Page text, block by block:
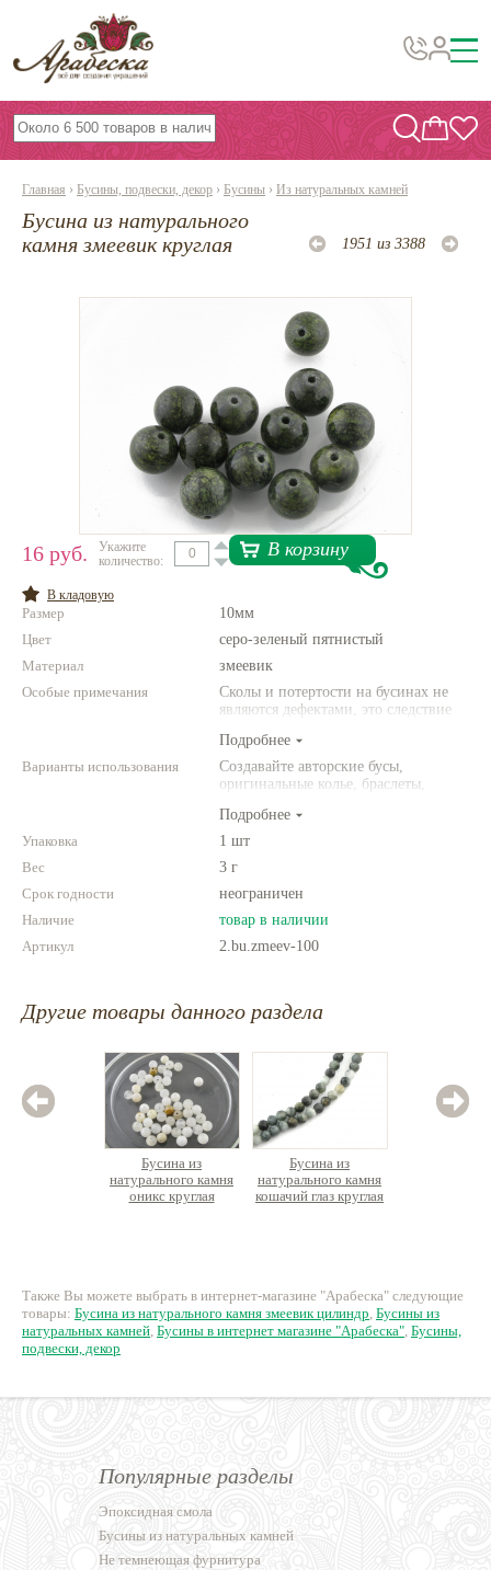
Бусины, подвески, декор
Бисер
Фурнитура
Инструменты и материалы
Шнуры, ленты, нитки
По темам и сезонам
Бисер TOHO
Нетемнеющая фурнитура
Всё для вышивки
Проволока
Натуральные камни
Каталог
Фотофорум
Главная › Бусины, подвески, декор › Бусины › Из натуральных камней
Бусина из натурального
камня змеевик круглая
1951 из 3388
16 руб.
Укажите
количество:
В корзину
В кладовую
Размер
10мм
Цвет
серо-зеленый пятнистый
Материал
змеевик
Особые примечания
Сколы и потертости на бусинах не
являются дефектами, это следствие
природного камня. Цвет и размер
товара может отличаться от
представленных на фото.
Подробнее
Варианты использования
Создавайте авторские бусы,
оригинальные колье, браслеты,
Комбинируйте различные цвета и
размеры. Фантазируйте!
Подробнее
Упаковка
1 шт
Вес
3 г
Срок годности
неограничен
Наличие
товар в наличии
Артикул
2.bu.zmeev-100
Другие товары данного раздела
Бусина из
натурального камня
оникс круглая
Бусина из
натурального камня
кошачий глаз круглая
Также Вы можете выбрать в интернет-магазине "Арабеска" следующие
товары: Бусина из натурального камня змеевик цилиндр, Бусины из
натуральных камней, Бусины в интернет магазине "Арабеска", Бусины,
подвески, декор
Популярные разделы
Эпоксидная смола
Бусины из натуральных камней
Не темнеющая фурнитура